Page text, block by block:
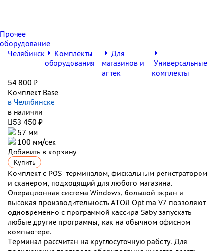
Прочее
оборудование
Челябинск
Комплекты
оборудования
Для
магазинов и
аптек
Универсальные
комплекты
54 800 ₽
Комплект Base
в Челябинске
в наличии
53 450 ₽
57 мм
100 мм/сек
Добавить в корзину
Купить
Комплект с POS-терминалом, фискальным регистратором
и сканером, подходящий для любого магазина.
Операционная система Windows, большой экран и
высокая производительность АТОЛ Optima V7 позволяют
одновременно с программой кассира Saby запускать
любые другие программы, как на обычном офисном
компьютере.
Терминал рассчитан на круглосуточную работу. Для